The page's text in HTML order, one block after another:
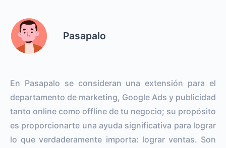
Pasapalo
En Pasapalo se consideran una extensión para el
departamento de marketing, Google Ads y publicidad
tanto online como offline de tu negocio; su propósito
es proporcionarte una ayuda significativa para lograr
lo que verdaderamente importa: lograr ventas. Son